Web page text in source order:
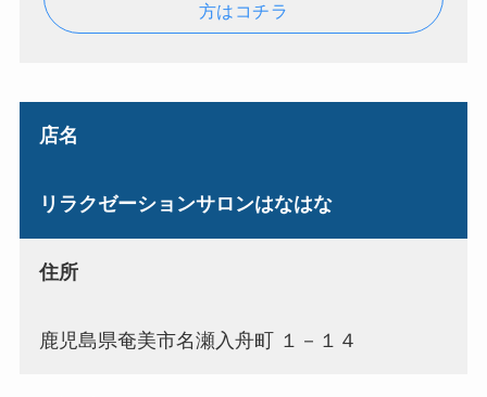
方はコチラ
店名
リラクゼーションサロンはなはな
住所
鹿児島県奄美市名瀬入舟町 １－１４